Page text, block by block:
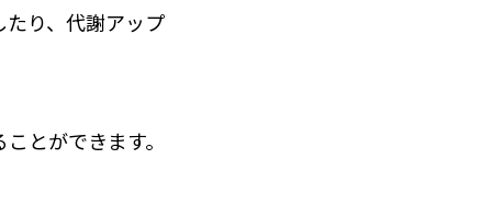
り、代謝アップ
とができます。